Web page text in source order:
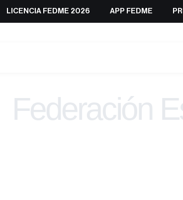
LICENCIA FEDME 2026 APP FEDME
Federación